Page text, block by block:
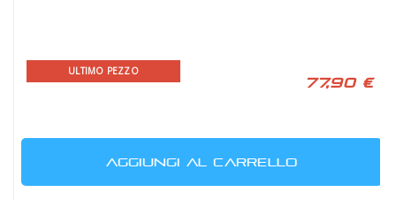
ULTIMO PEZZO
77,90 €
AGGIUNGI AL CARRELLO